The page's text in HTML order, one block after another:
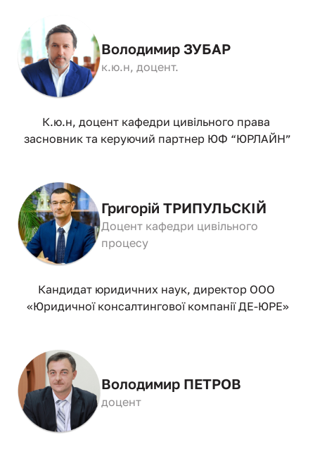
Володимир ЗУБАР
к.ю.н, доцент.
К.ю.н, доцент кафедри цивільного права
засновник та керуючий партнер ЮФ “ЮРЛАЙН”
Григорій ТРИПУЛЬСКІЙ
Доцент кафедри цивільного
процесу
Кандидат юридичних наук, директор ООО
«Юридичної консалтингової компанії ДЕ-ЮРЕ»
Володимир ПЕТРОВ
доцент